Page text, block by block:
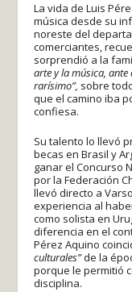
La vida de Luis
música desde su
noreste del
comerciantes,
sorprendió a la
arte y la música,
rarísimo”, sobre
que el camino iba
confiesa.
Su talento lo llevó
becas en Brasil y
ganar el Concurso
por la Federación
llevó directo a
experiencia al
como solista en
diferencia en el
Pérez Aquino
culturales”de la
porque le permitió
disciplina.